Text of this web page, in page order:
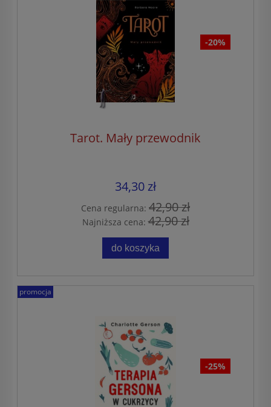
-20%
Tarot. Mały przewodnik
34,30 zł
Cena regularna: 42,90 zł
Najniższa cena:42,90 zł
do koszyka
-25%
promocja